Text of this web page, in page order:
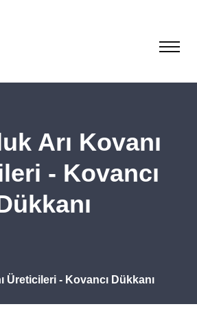
Arı Kovanı
- Kovancı
Üreticileri - Kovancı Dükkanı